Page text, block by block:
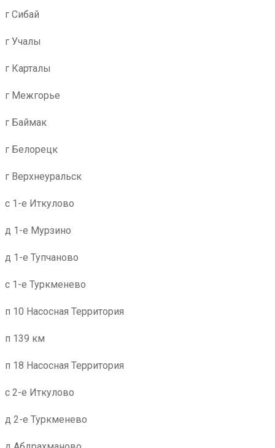
г Сибай
г Учалы
г Карталы
г Межгорье
г Баймак
г Белорецк
г Верхнеуральск
с 1-е Иткулово
д 1-е Мурзино
д 1-е Тупчаново
с 1-е Туркменево
п 10 Насосная Территория
п 139 км
п 18 Насосная Территория
с 2-е Иткулово
д 2-е Туркменево